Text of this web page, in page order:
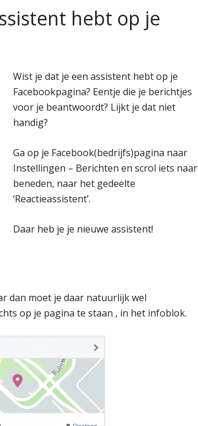
hebt op je
Wist je dat je een assistent hebt op je
Facebookpagina? Eentje die je berichtjes
voor je beantwoordt? Lijkt je dat niet
handig?
Ga op je Facebook(bedrijfs)pagina naar
Instellingen – Berichten en scrol iets naar
beneden, naar het gedeelte
‘Reactieassistent’.
Daar heb je je nieuwe assistent!
dan moet je daar natuurlijk wel
op je pagina te staan , in het infoblok.